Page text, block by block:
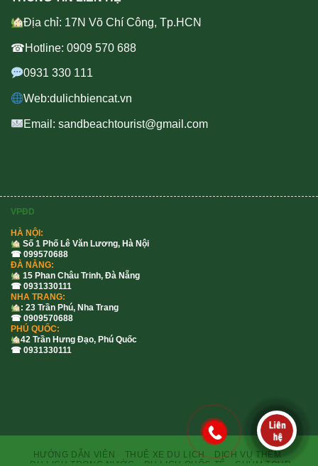
Địa chỉ: 17N Võ Chí Công, Tp.HCN
☎Hotline: 0909 570 688
0931 330 111
Web:dulichbiencat.vn
Email: sandbeachtourist@gmail.com
VPĐD
HÀ NỘI:
Số 1 Phố Lê Văn Lương, Hà Nội
☎ 099570688
ĐÀ NẴNG:
15 Phan Châu Trinh, Đà Nẵng
☎ 0931330111
NHA TRANG:
: 23 Trần Phú, Nha Trang
☎ 0909570688
PHÚ QUỐC:
42 Trần Hưng Đạo, Phú Quốc
☎ 0931330111
HƯỚNG DẪN VIÊN THUÊ XE DU LỊCH
DỊCH VỤ THÊM